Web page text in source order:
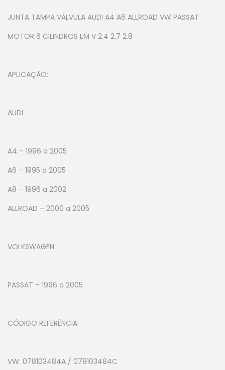
JUNTA TAMPA VÁLVULA AUDI A4 A6 ALLROAD VW PASSAT
MOTOR 6 CILINDROS EM V 2.4 2.7 2.8
APLICAÇÃO:
AUDI
A4 – 1996 a 2005
A6 – 1995 a 2005
A8 – 1996 a 2002
ALLROAD – 2000 a 2005
VOLKSWAGEN
PASSAT – 1996 a 2005
CÓDIGO REFERÊNCIA:
VW: 078103484A / 078103484C